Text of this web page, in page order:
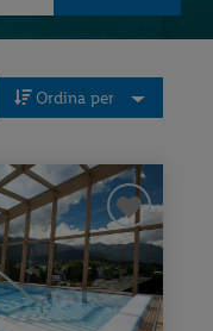
Ordina per